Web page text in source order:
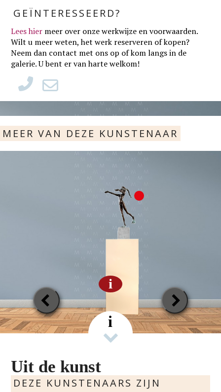
GEÏNTERESSEERD?
Lees hier meer over onze werkwijze en voorwaarden.
Wilt u meer weten, het werk reserveren of kopen?
Neem dan contact met ons op of kom langs in de
galerie. U bent er van harte welkom!
MEER VAN DEZE KUNSTENAAR
i
Previous
Slide
Next
Slide
i
Uit de kunst
DEZE KUNSTENAARS ZIJN